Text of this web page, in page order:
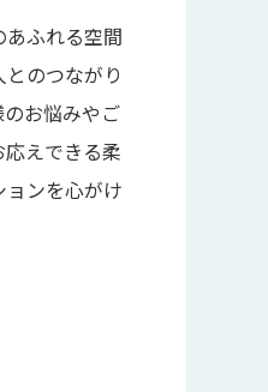
ふれる空間
のつながり
お悩みやご
えできる柔
ンを心がけ